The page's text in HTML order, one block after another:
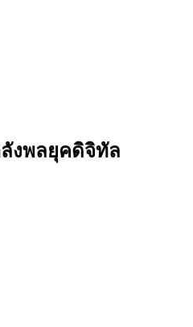
ลังพลยุคดิจิทัล